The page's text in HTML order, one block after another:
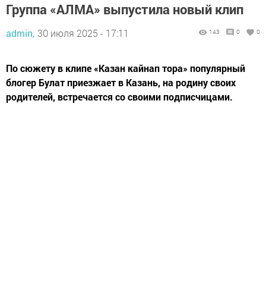
Группа «АЛМА» выпустила новый клип
admin, 30 июля 2025 - 17:11 143 0 0
По сюжету в клипе «Казан кайнап тора» популярный
блогер Булат приезжает в Казань, на родину своих
родителей, встречается со своими подписчицами.